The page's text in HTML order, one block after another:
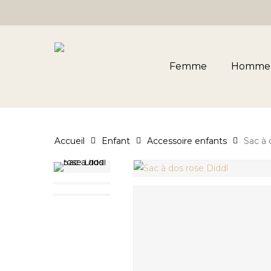
to
Femme Homme
Accueil Enfant Accessoire enfants Sac à